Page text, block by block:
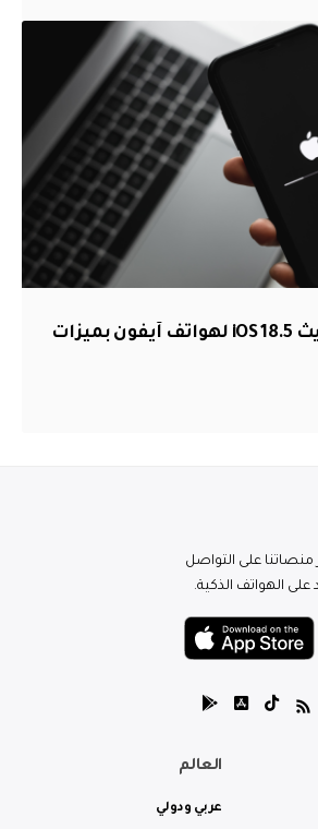
"أبل" تطلق تحديث iOS 18.5 لهواتف آيفون بميزات
على التواصل
الهواتف الذكية.
العالم
عربي ودولي